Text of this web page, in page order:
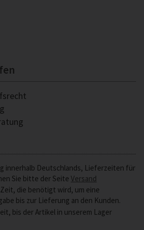
innerhalb Deutschlands, Lieferzeiten für
Sie bitte der Seite Versand
die benötigt wird, um eine
bis zur Lieferung an den Kunden.
bis der Artikel in unserem Lager